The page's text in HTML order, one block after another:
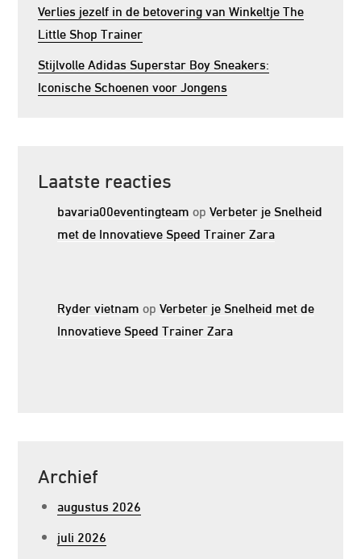
Verlies jezelf in de betovering van Winkeltje The
Little Shop Trainer
Stijlvolle Adidas Superstar Boy Sneakers:
Iconische Schoenen voor Jongens
Laatste reacties
bavaria00eventingteam opVerbeter je Snelheid
met de Innovatieve Speed Trainer Zara
Ryder vietnam opVerbeter je Snelheid met de
Innovatieve Speed Trainer Zara
Archief
augustus 2026
juli 2026